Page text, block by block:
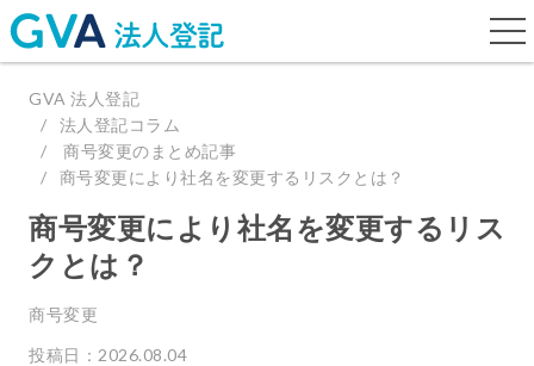
GVA 法人登記
法人登記コラム
商号変更のまとめ記事
商号変更により社名を変更するリスクとは？
商号変更により社名を変更するリス
クとは？
商号変更
投稿日：2026.08.04